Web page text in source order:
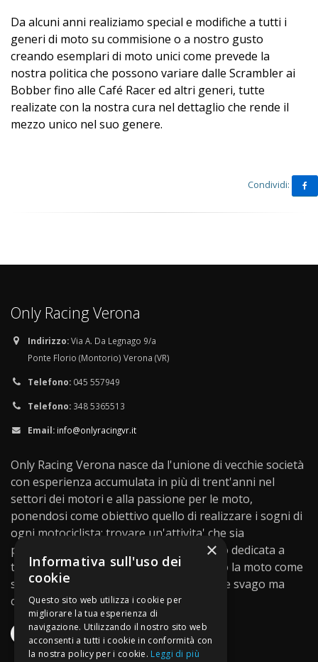
Da alcuni anni realiziamo special e modifiche a tutti i
generi di moto su commisione o a nostro gusto
creando esemplari di moto unici come prevede la
nostra politica che possono variare dalle Scrambler ai
Bobber fino alle Café Racer ed altri generi, tutte
realizate con la nostra cura nel dettaglio che rende il
mezzo unico nel suo genere.
Condividi:
Only Racing Verona
Indirizzo:Via A. Da Legnago 9/a
Ponte Florio (Montorio) Verona (VR)
Telefono: 045 557949
Telefono: 348 5365513
Email: info@onlyracingvr.it
Only Racing Verona nasce da l'unione di vecchie società
con esperienza accumulata in più di trent'anni nel
settori dei motori e alla passione per le moto,
ponendosi come obiettivo quello di realizzare i sogni di
ogni motociclista: trovare un'attivita' che sia
professionale, competente e soprattutto dedicata a
tutti quegli appassionati che non vedono la moto come
solo un mezzo di trasporto o un semplice svago ma
come una passione...
×
Informativa sull'uso dei
cookie
Questo sito web utilizza i cookie per
migliorare la tua esperienza di
navigazione. Utilizzando il nostro sito web
acconsenti a tutti i cookie in conformità con
la nostra policy per i cookie. Leggi di più